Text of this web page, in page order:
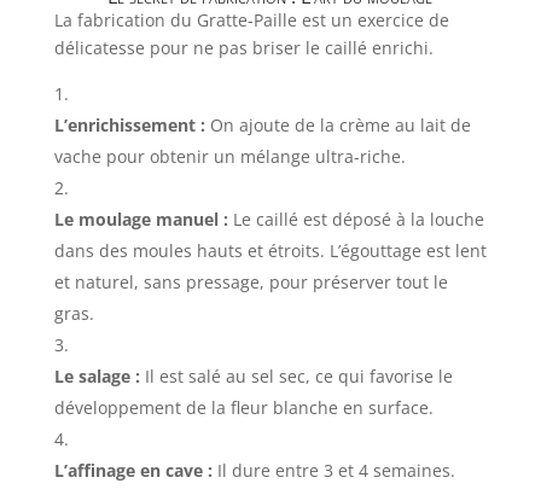
La fabrication du Gratte-Paille est un exercice de
délicatesse pour ne pas briser le caillé enrichi.
L’enrichissement : On ajoute de la crème au lait de
vache pour obtenir un mélange ultra-riche.
Le moulage manuel : Le caillé est déposé à la louche
dans des moules hauts et étroits. L’égouttage est lent
et naturel, sans pressage, pour préserver tout le
gras.
Le salage : Il est salé au sel sec, ce qui favorise le
développement de la fleur blanche en surface.
L’affinage en cave : Il dure entre 3 et 4 semaines.